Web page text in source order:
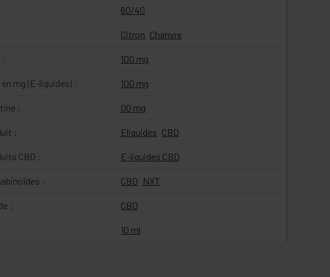
60/40
Citron Chanvre
: 100 mg
en mg (E-liquides) : 100 mg
: 00 mg
: Eliquides CBD
CBD : E-liquides CBD
: CBD NXT
: CBD
10 ml